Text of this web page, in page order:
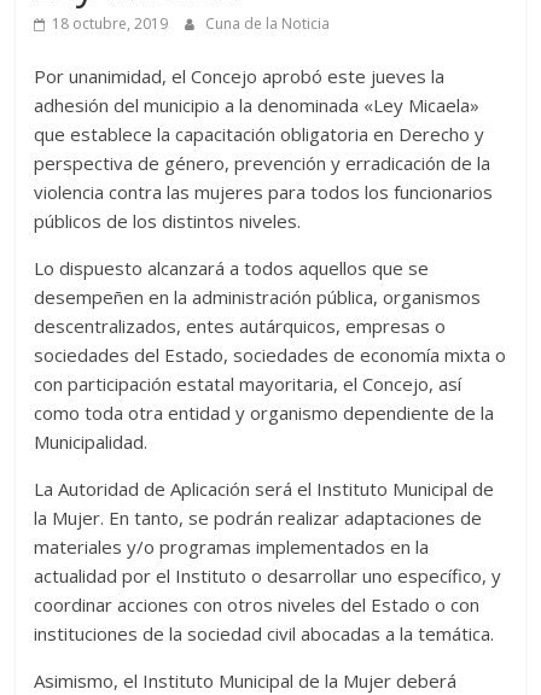
18 octubre, 2019 Cuna de la Noticia
Por unanimidad, el Concejo aprobó este jueves la
adhesión del municipio a la denominada «Ley Micaela»
que establece la capacitación obligatoria en Derecho y
perspectiva de género, prevención y erradicación de la
violencia contra las mujeres para todos los funcionarios
públicos de los distintos niveles.
Lo dispuesto alcanzará a todos aquellos que se
desempeñen en la administración pública, organismos
descentralizados, entes autárquicos, empresas o
sociedades del Estado, sociedades de economía mixta o
con participación estatal mayoritaria, el Concejo, así
como toda otra entidad y organismo dependiente de la
Municipalidad.
La Autoridad de Aplicación será el Instituto Municipal de
la Mujer. En tanto, se podrán realizar adaptaciones de
materiales y/o programas implementados en la
actualidad por el Instituto o desarrollar uno específico, y
coordinar acciones con otros niveles del Estado o con
instituciones de la sociedad civil abocadas a la temática.
Asimismo, el Instituto Municipal de la Mujer deberá